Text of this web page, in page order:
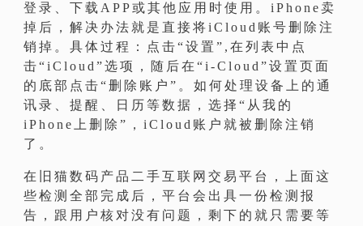
登录、下载APP或其他应用时使用。iPhone卖
掉后，解决办法就是直接将iCloud账号删除注
销掉。具体过程：点击“设置”,在列表中点
击“iCloud”选项，随后在“i-Cloud”设置页面
的底部点击“删除账户”。如何处理设备上的通
讯录、提醒、日历等数据，选择“从我的
iPhone上删除”，iCloud账户就被删除注销
了。
在旧猫数码产品二手互联网交易平台，上面这
些检测全部完成后，平台会出具一份检测报
告，跟用户核对没有问题，剩下的就只需要等